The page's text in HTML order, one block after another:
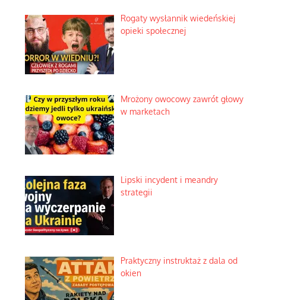
Rogaty wysłannik wiedeńskiej
opieki społecznej
Mrożony owocowy zawrót głowy
w marketach
Lipski incydent i meandry
strategii
Praktyczny instruktaż z dala od
okien